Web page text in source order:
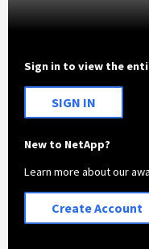
Sign in to view the
SIGN IN
New to NetApp?
Learn more about our
Create Account